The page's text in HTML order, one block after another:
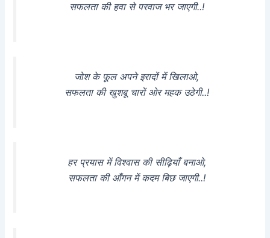
सफलता की हवा से परवाज भर जाएगी..!
जोश के फूल अपने इरादों में खिलाओ,
सफलता की खुशबू चारों ओर महक उठेगी..!
हर प्रयास में विश्वास की सीढ़ियाँ बनाओ,
सफलता की आँगन में कदम बिछ जाएगी..!